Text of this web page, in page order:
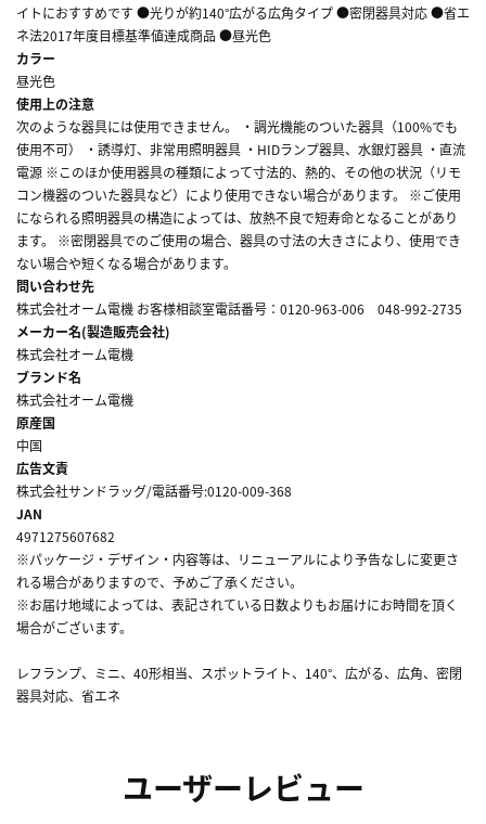
イトにおすすめです ●光りが約140°広がる広角タイプ ●密閉器具対応 ●省エ
ネ法2017年度目標基準値達成商品 ●昼光色
カラー
昼光色
使用上の注意
次のような器具には使用できません。 ・調光機能のついた器具（100%でも
使用不可） ・誘導灯、非常用照明器具 ・HIDランプ器具、水銀灯器具 ・直流
電源 ※このほか使用器具の種類によって寸法的、熱的、その他の状況（リモ
コン機器のついた器具など）により使用できない場合があります。 ※ご使用
になられる照明器具の構造によっては、放熱不良で短寿命となることがあり
ます。 ※密閉器具でのご使用の場合、器具の寸法の大きさにより、使用でき
ない場合や短くなる場合があります。
問い合わせ先
株式会社オーム電機 お客様相談室電話番号：0120-963-006 048-992-2735
メーカー名(製造販売会社)
株式会社オーム電機
ブランド名
株式会社オーム電機
原産国
中国
広告文責
株式会社サンドラッグ/電話番号:0120-009-368
JAN
4971275607682
※パッケージ・デザイン・内容等は、リニューアルにより予告なしに変更さ
れる場合がありますので、予めご了承ください。
※お届け地域によっては、表記されている日数よりもお届けにお時間を頂く
場合がございます。
レフランプ、ミニ、40形相当、スポットライト、140°、広がる、広角、密閉
器具対応、省エネ
ユーザーレビュー